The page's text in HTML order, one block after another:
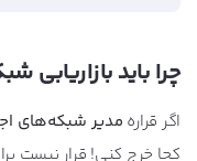
چرا باید بازاریابی
اگر قراره مدیر شبکه‌های
کجا خرج کنی! قرار نیست